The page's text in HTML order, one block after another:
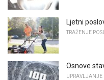
Ljetni
TRAŽENJE
Osnove
UPRAVLJANJE